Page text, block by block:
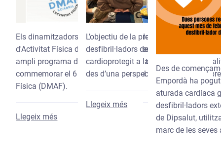
Els dinamitzadors i dinamitzadores del Programa
d'Activitat Física de Dipsalut han organitzat un
ampli programa d’activitats arreu del territori per
commemorar el 6 d’abril, Dia Mundial de l’Activitat
Física (DMAF).
Llegeix méssobre Dipsalut activa els municipis de Girona
L’objectiu de la proposta ha estat
desfibril·ladors del programa Girona,
cardioprotegit a la ciutadania i
des d’una perspectiva pedagògica i
Llegeix méssobre Dipsalut fa un
Des de
Empordà ha
aturada cardíaca
desfibril·ladors
de Dipsalut,
marc de les seves